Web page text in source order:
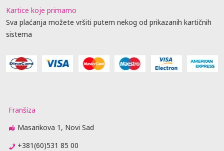
Kartice koje primamo
Sva plaćanja možete vršiti putem nekog od prikazanih kartičnih
sistema
Franšiza
Masarikova 1, Novi Sad
+381(60)531 85 00